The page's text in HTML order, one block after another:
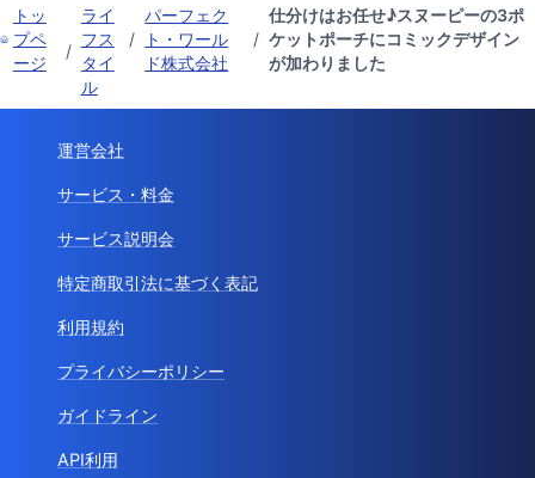
トッ
プペ
ージ
/
ライ
フス
タイ
ル
/
パーフェク
ト・ワール
ド株式会社
/
仕分けはお任せ♪スヌーピーの3ポ
ケットポーチにコミックデザイン
が加わりました
運営会社
サービス・料金
サービス説明会
特定商取引法に基づく表記
利用規約
プライバシーポリシー
ガイドライン
API利用